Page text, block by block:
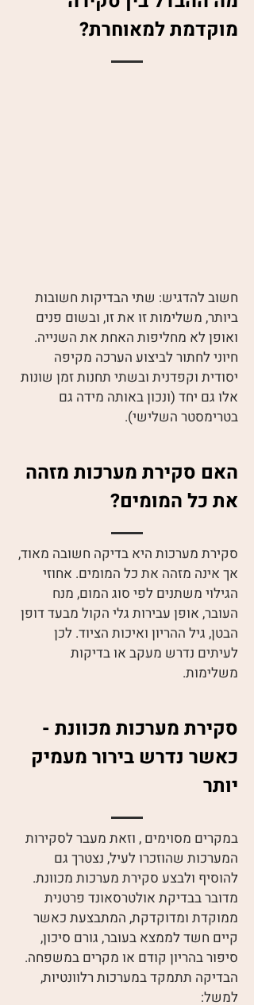
מוקדמת למאוחרת?
חשוב להדגיש: שתי הבדיקות חשובות
ביותר, משלימות זו את זו, ובשום פנים
ואופן לא מחליפות האחת את השנייה.
חיוני לחתור לביצוע הערכה מקיפה
יסודית וקפדנית ובשתי תחנות זמן שונות
אלו גם יחד (ונכון באותה מידה גם
בטרימסטר השלישי).
האם סקירת מערכות מזהה
את כל המומים?
סקירת מערכות היא בדיקה חשובה מאוד,
אך אינה מזהה את כל המומים. אחוזי
הגילוי משתנים לפי סוג המום, מנח
העובר, אופן עבירות גלי הקול מבעד דופן
הבטן, גיל ההריון ואיכות הציוד. לכן
לעיתים נדרש מעקב או בדיקות
משלימות.
סקירת מערכות מכוונת -
כאשר נדרש בירור מעמיק
יותר
במקרים מסוימים , וזאת מעבר לסקירות
המערכות שהוזכרו לעיל, נצטרך גם
להוסיף ולבצע סקירת מערכות מכוונת.
מדובר בבדיקת אולטרסאונד פרטנית
ממוקדת ומדוקדקת, המתבצעת כאשר
קיים חשד לממצא בעובר, גורם סיכון,
סיפור בהריון קודם או מקרים במשפחה.
הבדיקה תתמקד במערכות רלוונטיות,
למשל: